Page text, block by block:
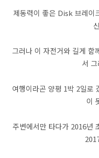
제동력이 좋은 Disk 브레이
그러나 이 자전거와 길게 함
서
여행이라곤 양평 1박 2일로
이
주변에서만 타다가 2016년